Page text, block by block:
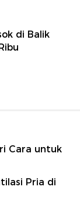
di Balik
Cara untuk
Pria di